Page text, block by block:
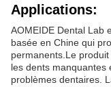
Applications:
AOMEIDE Dental Lab
basée en Chine qui
permanents.Le
les dents manquantes
problèmes dentaires.